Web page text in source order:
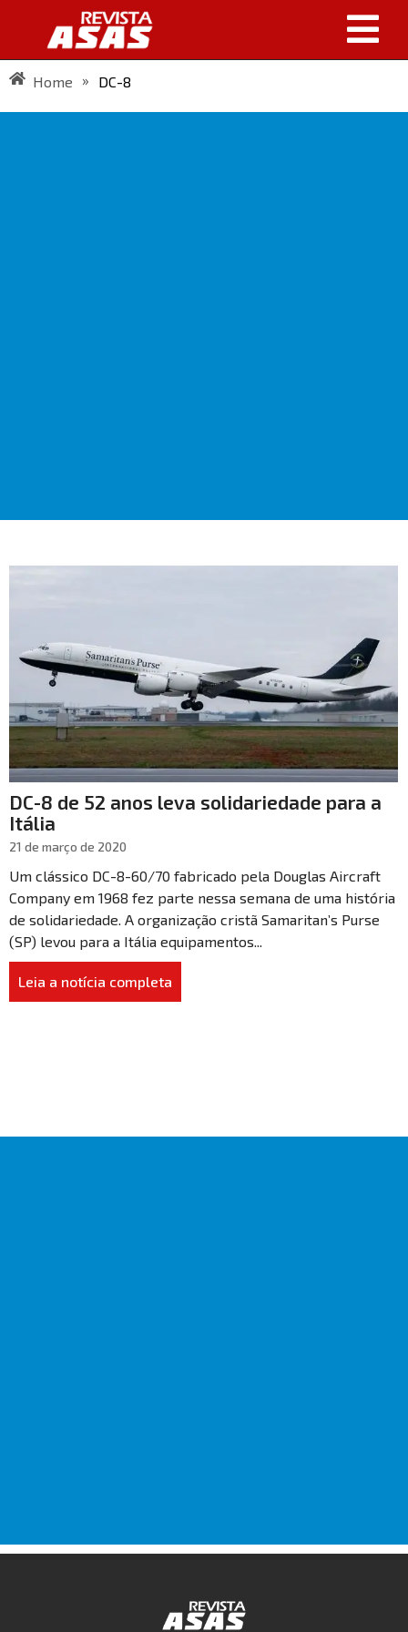
Home » DC-8
DC-8 de 52 anos leva solidariedade para a
Itália
21 de março de 2020
Um clássico DC-8-60/70 fabricado pela Douglas Aircraft
Company em 1968 fez parte nessa semana de uma história
de solidariedade. A organização cristã Samaritan’s Purse
(SP) levou para a Itália equipamentos...
Leia a notícia completa